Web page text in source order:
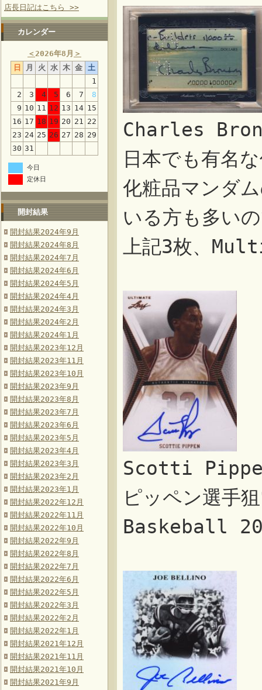
店長日記はこちら >>
カレンダー
＜2026年8月 ＞
日
月 火 水 木 金 土
1
2
3 4 5 6 7
8
9 10 11 12 13 14 15
16 17 18 19 20 21 22
23 24 25 26 27 28 29
30 31
今日
定休日
開封結果
開封結果2024年9月
開封結果2024年8月
開封結果2024年7月
開封結果2024年6月
開封結果2024年5月
開封結果2024年4月
開封結果2024年3月
開封結果2024年2月
開封結果2024年1月
開封結果2023年12月
開封結果2023年11月
開封結果2023年10月
開封結果2023年9月
開封結果2023年8月
開封結果2023年7月
開封結果2023年6月
開封結果2023年5月
開封結果2023年4月
開封結果2023年3月
開封結果2023年2月
開封結果2023年1月
開封結果2022年12月
開封結果2022年11月
開封結果2022年10月
開封結果2022年9月
開封結果2022年8月
開封結果2022年7月
開封結果2022年6月
開封結果2022年5月
開封結果2022年3月
開封結果2022年2月
開封結果2022年1月
開封結果2021年12月
開封結果2021年11月
開封結果2021年10月
開封結果2021年9月
Charles
日本でも有名
化粧品マンダ
いる方も多い
上記3枚、
Scotti
ピッペン選手
Baskeball